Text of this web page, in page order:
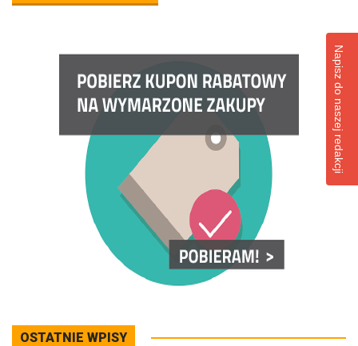
OSTATNIE WPISY
Napisz do naszej redakcji